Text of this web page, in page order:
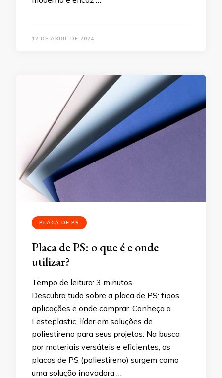
12 DE ABRIL DE 2024
PLACA DE PS
Placa de PS: o que é e onde
utilizar?
Tempo de leitura: 3 minutos
Descubra tudo sobre a placa de PS: tipos,
aplicações e onde comprar. Conheça a
Lesteplastic, líder em soluções de
poliestireno para seus projetos. Na busca
por materiais versáteis e eficientes, as
placas de PS (poliestireno) surgem como
uma solução inovadora …